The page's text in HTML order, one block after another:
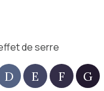
de serre
D E F G